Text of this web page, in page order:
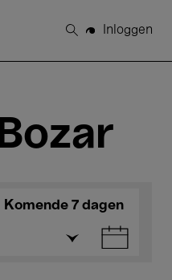
Zoeken
Inloggen
Komende 7 dagen